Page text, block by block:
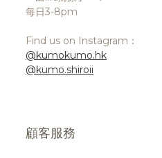
每日3-8pm
Find us on Instagram：
@kumokumo.hk
@kumo.shiroii
顧客服務